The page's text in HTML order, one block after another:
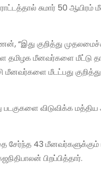
சுமார் 50 ஆயிரம்
“இது குறித்து
தமிழக மீனவர்களை மீட்டு
மீனவர்களை மீடட்பது
விடுவிக்க
43 மீனவர்களுக்கும்
பிறப்பித்தார்.